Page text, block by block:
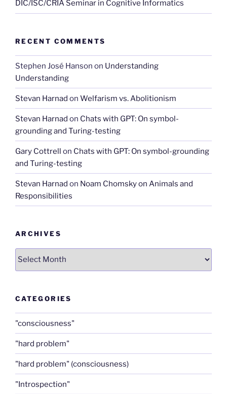
DIC/ISC/CRIA Seminar in Cognitive Informatics
RECENT COMMENTS
Stephen José Hanson on Understanding
Understanding
Stevan Harnad on Welfarism vs. Abolitionism
Stevan Harnad on Chats with GPT: On symbol-
grounding and Turing-testing
Gary Cottrell on Chats with GPT: On symbol-grounding
and Turing-testing
Stevan Harnad on Noam Chomsky on Animals and
Responsibilities
ARCHIVES
Archives
CATEGORIES
"consciousness"
"hard problem"
"hard problem" (consciousness)
"Introspection"